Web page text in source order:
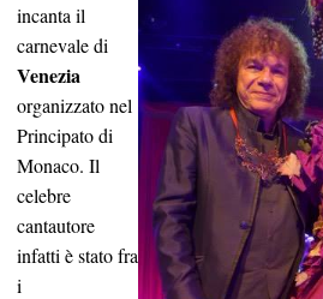
incanta il
carnevale di
Venezia
organizzato nel
Principato di
Monaco. Il
celebre
cantautore
infatti è stato fra
i